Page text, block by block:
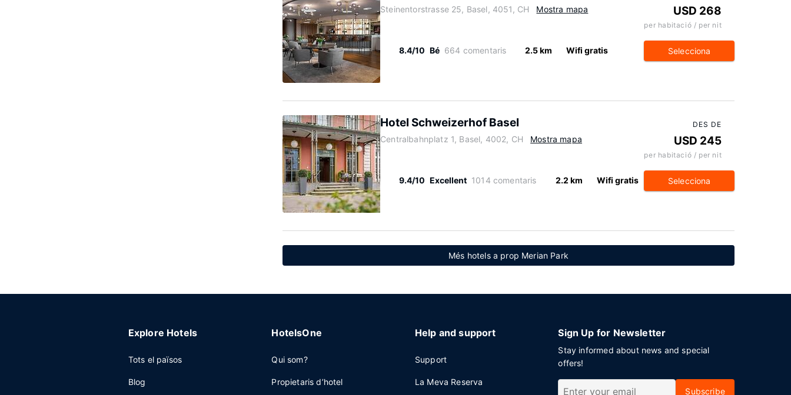
Steinentorstrasse 25, Basel, 4051, CH Mostra mapa
8.4/10 Bé 664 comentaris 2.5 km Wifi gratis
USD 268
per habitació / per nit
Selecciona
Hotel Schweizerhof Basel
Centralbahnplatz 1, Basel, 4002, CH Mostra mapa
9.4/10 Excellent 1014 comentaris 2.2 km Wifi gratis
DES DE
USD 245
per habitació / per nit
Selecciona
Més hotels a prop Merian Park
Explore Hotels
Tots el països
Blog
HotelsOne
Qui som?
Propietaris d’hotel
Help and support
Support
La Meva Reserva
Sign Up for Newsletter
Stay informed about news and special
offers!
Subscribe